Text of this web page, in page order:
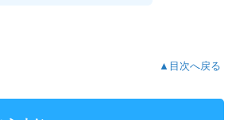
▲目次へ戻る